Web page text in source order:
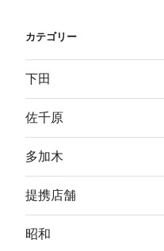
カテゴリー
下田
佐千原
多加木
提携店舗
昭和